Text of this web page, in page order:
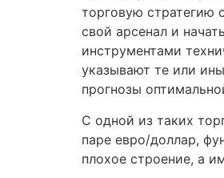
торговую стратегию
свой арсенал и
инструментами
указывают те или
прогнозы
С одной из таких
паре евро/доллар,
плохое строение, а